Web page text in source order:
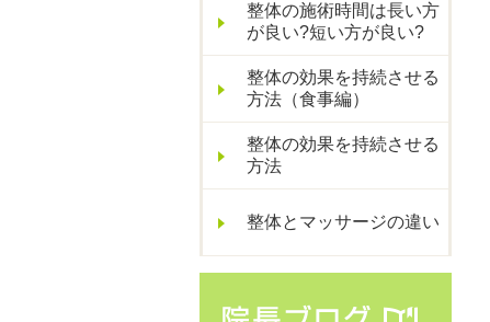
整体の施術時間は長い方
が良い?短い方が良い?
整体の効果を持続させる
方法（食事編）
整体の効果を持続させる
方法
整体とマッサージの違い